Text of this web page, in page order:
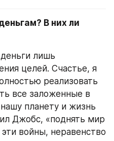
В них ли
лишь
целей. Счастье, я
реализовать
все заложенные в
планету и жизнь
Джобс, «поднять мир
войны, неравенство